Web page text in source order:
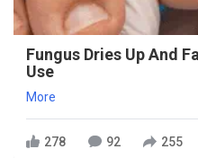
Fungus Dries Up And
Use
More
278 92 255